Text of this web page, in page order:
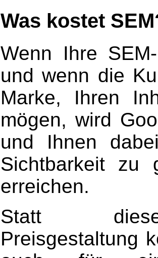
Was kostet
Wenn Ihre
und wenn die
Marke, Ihren
mögen, wird
und Ihnen
Sichtbarkeit zu
erreichen.
Statt
Preisgestaltung